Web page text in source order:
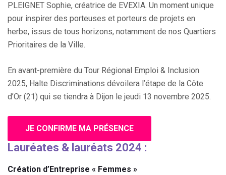
PLEIGNET Sophie, créatrice de EVEXIA. Un moment unique
pour inspirer des porteuses et porteurs de projets en
herbe, issus de tous horizons, notamment de nos Quartiers
Prioritaires de la Ville.
En avant-première du Tour Régional Emploi & Inclusion
2025, Halte Discriminations dévoilera l’étape de la Côte
d’Or (21) qui se tiendra à Dijon le jeudi 13 novembre 2025.
JE CONFIRME MA PRÉSENCE
Lauréates & lauréats 2024 :
Création d’Entreprise « Femmes »